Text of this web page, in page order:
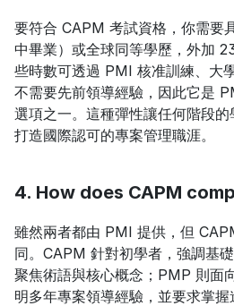
要符合 CAPM 考試資格，你需要
中畢業）或全球同等學歷，外加
些時數可透過 PMI 核准訓練、大
不需要先前領導經驗，因此它是
選項之一。這種彈性讓任何階段
打造國際認可的專案管理職涯。
4. How does CAPM
雖然兩者都由 PMI 提供，但
同。CAPM 針對初學者，強調基
聚焦術語與核心概念；PMP 則面
明多年專案領導經驗，並要求掌